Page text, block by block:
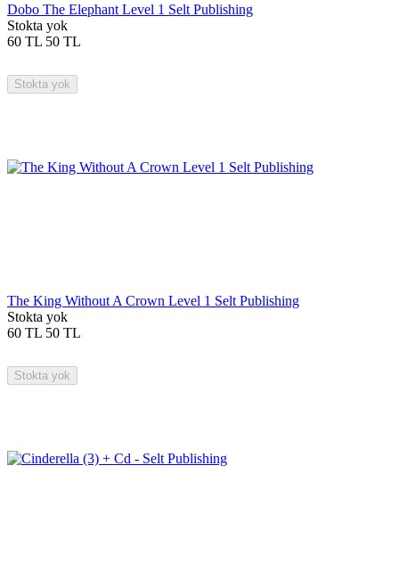
Dobo The Elephant Level 1 Selt Publishing
Stokta yok
60 TL 50 TL
Stokta yok
The King Without A Crown Level 1 Selt Publishing
Stokta yok
60 TL 50 TL
Stokta yok